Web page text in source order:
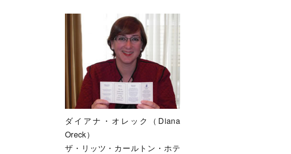
ダイアナ・オレック（Diana
Oreck）
ザ・リッツ・カールトン・ホテ